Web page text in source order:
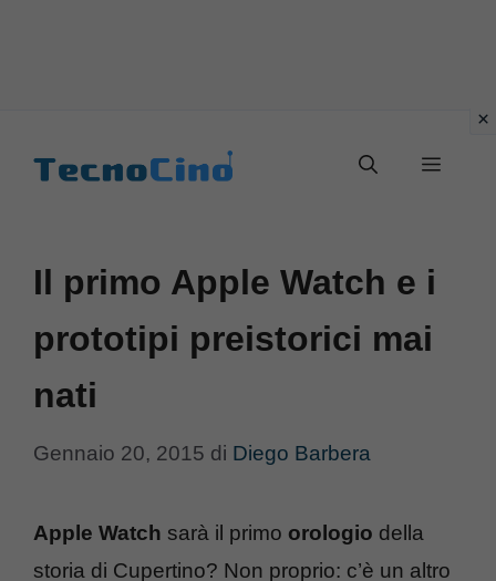
Menu
Il primo Apple Watch e i
prototipi preistorici mai
nati
Gennaio 20, 2015 di Diego Barbera
Apple Watch sarà il primo orologio della
storia di Cupertino? Non proprio: c’è un altro